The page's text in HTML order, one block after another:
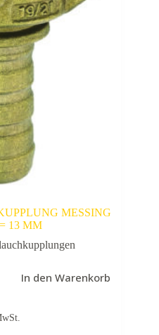
MESSING
13 MM
In den Warenkorb